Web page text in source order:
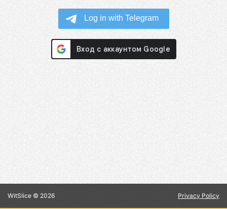
WitSlice © 2026 Privacy Policy